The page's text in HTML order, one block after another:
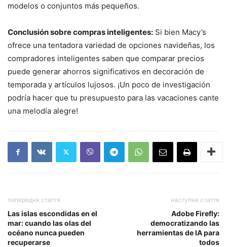
modelos o conjuntos más pequeños.
Conclusión sobre compras inteligentes: Si bien Macy’s
ofrece una tentadora variedad de opciones navideñas, los
compradores inteligentes saben que comparar precios
puede generar ahorros significativos en decoración de
temporada y artículos lujosos. ¡Un poco de investigación
podría hacer que tu presupuesto para las vacaciones cante
una melodía alegre!
попередня стаття
Las islas escondidas en el
mar: cuando las olas del
océano nunca pueden
recuperarse
наступна стаття
Adobe Firefly:
democratizando las
herramientas de IA para
todos